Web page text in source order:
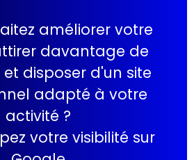
améliorer votre
davantage de
disposer d'un site
adapté à votre
activité ?
votre visibilité sur